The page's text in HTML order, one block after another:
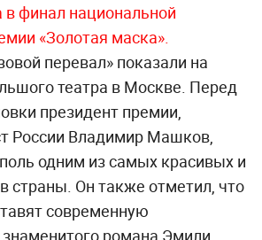
финал национальной
«Золотая маска».
перевал» показали на
театра в Москве. Перед
президент премии,
России Владимир Машков,
одним из самых красивых и
страны. Он также отметил, что
современную
романа Эмили